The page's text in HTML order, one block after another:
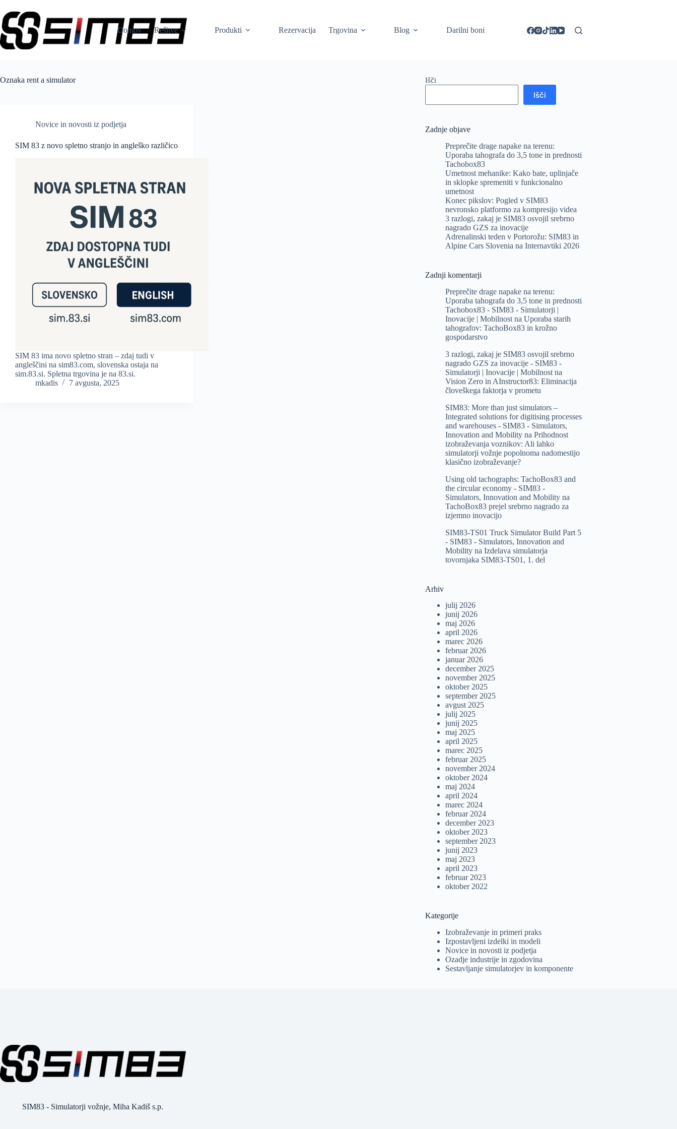
to
content
Domov
Rešitve Produkti Rezervacija Trgovina Blog Darilni boni
Oznaka rent a simulator
Novice in novosti iz podjetja
SIM 83 z novo spletno stranjo in angleško različico
SIM 83 ima novo spletno stran – zdaj tudi v
angleščini na sim83.com, slovenska ostaja na
sim.83.si. Spletna trgovina je na 83.si.
mkadis
7 avgusta, 2025
Išči
Išči
Zadnje objave
Preprečite drage napake na terenu:
Uporaba tahografa do 3,5 tone in prednosti
Tachobox83
Umetnost mehanike: Kako bate, uplinjače
in sklopke spremeniti v funkcionalno
umetnost
Konec pikslov: Pogled v SIM83
nevronsko platformo za kompresijo videa
3 razlogi, zakaj je SIM83 osvojil srebrno
nagrado GZS za inovacije
Adrenalinski teden v Portorožu: SIM83 in
Alpine Cars Slovenia na Internavtiki 2026
Zadnji komentarji
Preprečite drage napake na terenu:
Uporaba tahografa do 3,5 tone in prednosti
Tachobox83 - SIM83 - Simulatorji |
Inovacije | Mobilnostna Uporaba starih
tahografov: TachoBox83 in krožno
gospodarstvo
3 razlogi, zakaj je SIM83 osvojil srebrno
nagrado GZS za inovacije - SIM83 -
Simulatorji | Inovacije | Mobilnostna
Vision Zero in AInstructor83: Eliminacija
človeškega faktorja v prometu
SIM83: More than just simulators –
Integrated solutions for digitising processes
and warehouses - SIM83 - Simulators,
Innovation and Mobilityna Prihodnost
izobraževanja voznikov: Ali lahko
simulatorji vožnje popolnoma nadomestijo
klasično izobraževanje?
Using old tachographs: TachoBox83 and
the circular economy - SIM83 -
Simulators, Innovation and Mobilityna
TachoBox83 prejel srebrno nagrado za
izjemno inovacijo
SIM83-TS01 Truck Simulator Build Part 5
- SIM83 - Simulators, Innovation and
Mobilityna Izdelava simulatorja
tovornjaka SIM83-TS01, 1. del
Arhiv
julij 2026
junij 2026
maj 2026
april 2026
marec 2026
februar 2026
januar 2026
december 2025
november 2025
oktober 2025
september 2025
avgust 2025
julij 2025
junij 2025
maj 2025
april 2025
marec 2025
februar 2025
november 2024
oktober 2024
maj 2024
april 2024
marec 2024
februar 2024
december 2023
oktober 2023
september 2023
junij 2023
maj 2023
april 2023
februar 2023
oktober 2022
Kategorije
Izobraževanje in primeri praks
Izpostavljeni izdelki in modeli
Novice in novosti iz podjetja
Ozadje industrije in zgodovina
Sestavljanje simulatorjev in komponente
SIM83 - Simulatorji vožnje, Miha Kadiš s.p.